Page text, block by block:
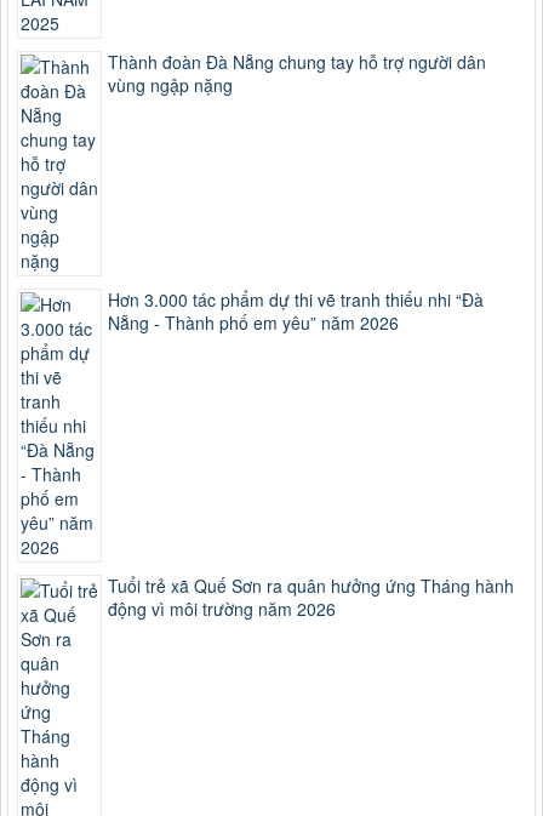
Thành đoàn Đà Nẵng chung tay hỗ trợ người dân
vùng ngập nặng
Hơn 3.000 tác phẩm dự thi vẽ tranh thiếu nhi “Đà
Nẵng - Thành phố em yêu” năm 2026
Tuổi trẻ xã Quế Sơn ra quân hưởng ứng Tháng hành
động vì môi trường năm 2026